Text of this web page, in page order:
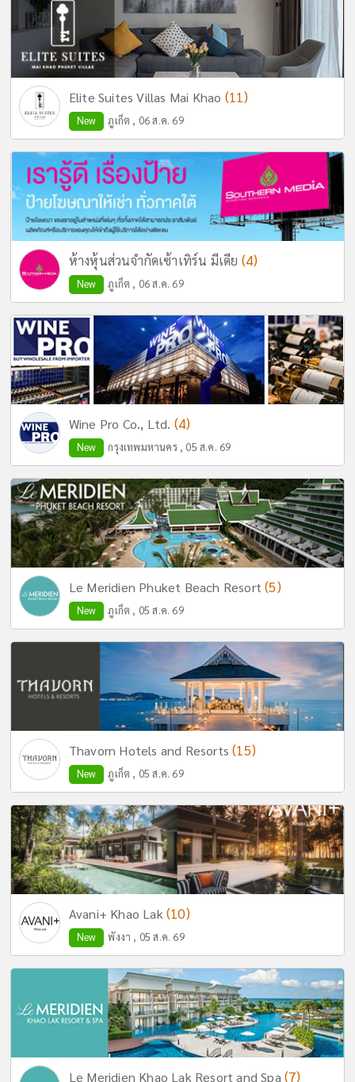
Elite Suites Villas Mai Khao (11)
New ภูเก็ต , 06 ส.ค. 69
ห้างหุ้นส่วนจำกัดเซ้าเทิร์น มีเดีย (4)
New ภูเก็ต , 06 ส.ค. 69
Wine Pro Co., Ltd. (4)
New กรุงเทพมหานคร , 05 ส.ค. 69
Le Meridien Phuket Beach Resort(5)
New ภูเก็ต , 05 ส.ค. 69
Thavorn Hotels and Resorts(15)
New ภูเก็ต , 05 ส.ค. 69
Avani+ Khao Lak (10)
New พังงา , 05 ส.ค. 69
Le Meridien Khao Lak Resort and Spa (7)